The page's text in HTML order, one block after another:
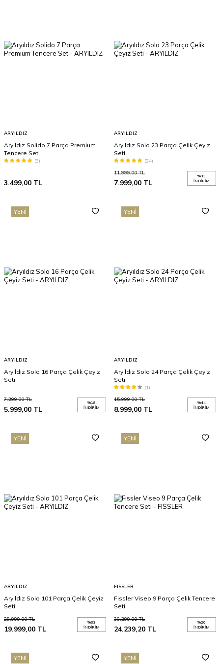
ARYILDIZ
Aryıldız Solido 7 Parça Premium
Tencere Set
(3)
3.499,00 TL
ARYILDIZ
Aryıldız Solo 23 Parça Çelik Çeyiz
Seti
(24)
11.999,00TL
7.999,00 TL
%33
İNDIRIM
YENI
ARYILDIZ
Aryıldız Solo 16 Parça Çelik Çeyiz
Seti
7.299,00TL
5.999,00 TL
%18
İNDIRIM
YENI
ARYILDIZ
Aryıldız Solo 24 Parça Çelik Çeyiz
Seti
(1)
15.999,00TL
8.999,00 TL
%44
İNDIRIM
YENI
ARYILDIZ
Aryıldız Solo 101 Parça Çelik Çeyiz
Seti
29.999,00TL
19.999,00 TL
%33
İNDIRIM
YENI
FISSLER
Fissler Viseo 9 Parça Çelik Tencere
Seti
30.299,00TL
24.239,20 TL
%20
İNDIRIM
YENI YENI